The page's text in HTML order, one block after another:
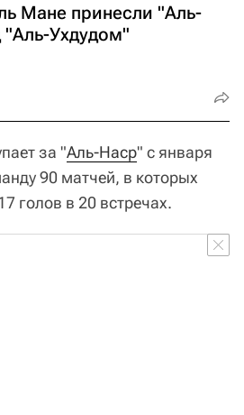
Мане принесли "Аль-
"Аль-Ухдудом"
за "Аль-Наср" с января
90 матчей, в которых
голов в 20 встречах.